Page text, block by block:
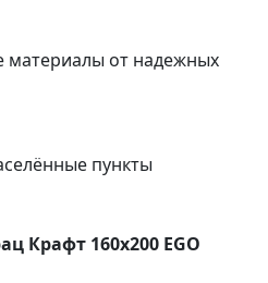
материалы от надежных
пункты
Крафт 160x200 EGO